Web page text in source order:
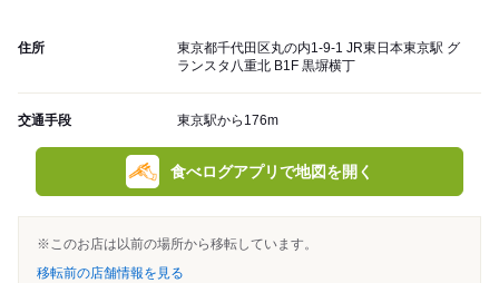
住所
東京都千代田区丸の内1-9-1 JR東日本東京駅 グ
ランスタ八重北 B1F 黒塀横丁
交通手段 東京駅から176m
食べログアプリで地図を開く
※このお店は以前の場所から移転しています。
移転前の店舗情報を見る